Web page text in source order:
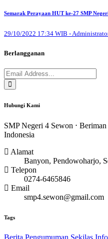
Semarak Perayaan HUT ke-27 SMP
29/10/2022 17:34 WIB -
Berlangganan
Hubungi Kami
SMP Negeri 4 Sewon ⋅
Indonesia
Alamat
Banyon, Pendowoharjo,
Telepon
0274-6465846
Email
smp4.sewon@gmail.com
Tags
Berita Pengumuman Sekilas Info